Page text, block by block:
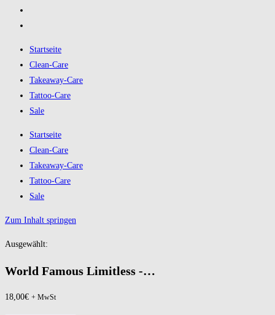
Startseite
Clean-Care
Takeaway-Care
Tattoo-Care
Sale
Startseite
Clean-Care
Takeaway-Care
Tattoo-Care
Sale
Zum Inhalt springen
Ausgewählt:
World Famous Limitless -…
18,00€ + MwSt